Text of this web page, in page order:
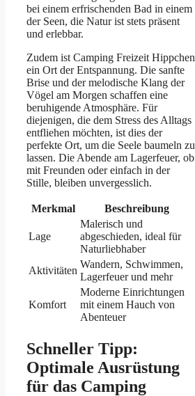
bei einem erfrischenden Bad in einem
der Seen, die Natur ist stets präsent
und erlebbar.
Zudem ist Camping Freizeit Hippchen
ein Ort der Entspannung. Die sanfte
Brise und der melodische Klang der
Vögel am Morgen schaffen eine
beruhigende Atmosphäre. Für
diejenigen, die dem Stress des Alltags
entfliehen möchten, ist dies der
perfekte Ort, um die Seele baumeln zu
lassen. Die Abende am Lagerfeuer, ob
mit Freunden oder einfach in der
Stille, bleiben unvergesslich.
Merkmal Beschreibung
Lage
Malerisch und
abgeschieden, ideal für
Naturliebhaber
Aktivitäten
Wandern, Schwimmen,
Lagerfeuer und mehr
Komfort
Moderne Einrichtungen
mit einem Hauch von
Abenteuer
Schneller Tipp:
Optimale Ausrüstung
für das Camping